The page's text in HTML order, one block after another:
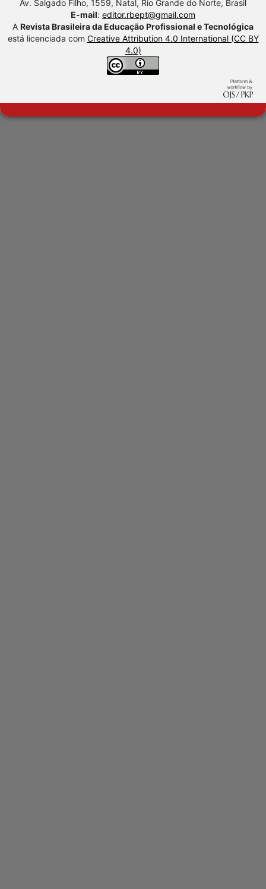
Av. Salgado Filho, 1559, Natal, Rio Grande do Norte, Brasil
E-mail: editor.rbept@gmail.com
A Revista Brasileira da Educação Profissional e Tecnológica
está licenciada com Creative Attribution 4.0 International (CC BY
4.0)